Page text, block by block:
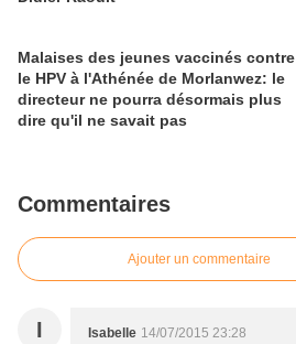
Malaises des jeunes vaccinés contre
le HPV à l'Athénée de Morlanwez: le
directeur ne pourra désormais plus
dire qu'il ne savait pas
Commentaires
Ajouter un commentaire
I Isabelle 14/07/2015 23:28